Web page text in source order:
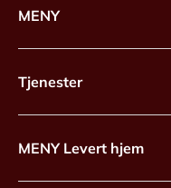
MENY
Tjenester
MENY Levert hjem